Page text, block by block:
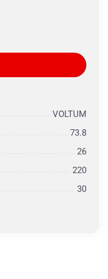
VOLTUM
73.8
26
220
30